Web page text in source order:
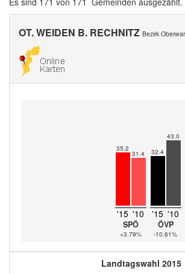
OT. WEIDEN B. RECHNITZ Bezirk
35.2
31.4
'15 '10
SPÖ
+3.79%
32.4
43.0
'15 '10
ÖVP
-10.61%
Landtagswahl 2015